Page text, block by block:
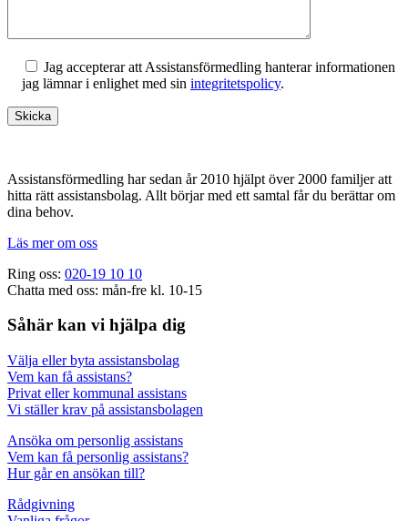
Jag accepterar att Assistansförmedling hanterar informationen
jag lämnar i enlighet med sin integritetspolicy.
Assistansförmedling har sedan år 2010 hjälpt över 2000 familjer att
hitta rätt assistansbolag. Allt börjar med ett samtal får du berättar om
dina behov.
Läs mer om oss
Ring oss: 020-19 10 10
Chatta med oss: mån-fre kl. 10-15
Såhär kan vi hjälpa dig
Välja eller byta assistansbolag
Vem kan få assistans?
Privat eller kommunal assistans
Vi ställer krav på assistansbolagen
Ansöka om personlig assistans
Vem kan få personlig assistans?
Hur går en ansökan till?
Rådgivning